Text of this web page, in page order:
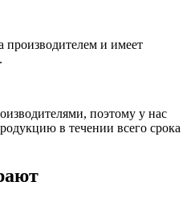
производителем и имеет
поэтому у нас
в течении всего срока